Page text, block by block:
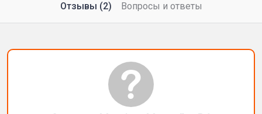
Отзывы (2) Вопросы и ответы